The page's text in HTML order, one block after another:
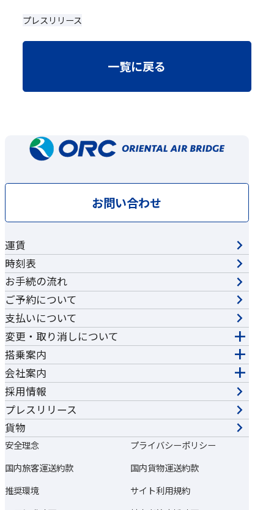
プレスリリース
一覧に戻る
お問い合わせ
運賃
時刻表
お手続の流れ
ご予約について
支払いについて
変更・取り消しについて
搭乗案内
会社案内
採用情報
プレスリリース
貨物
安全理念
プライバシーポリシー
国内旅客運送約款
国内貨物運送約款
推奨環境
サイト利用規約